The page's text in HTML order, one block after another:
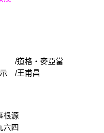
麥亞當
示 /王甫昌
根源
六四